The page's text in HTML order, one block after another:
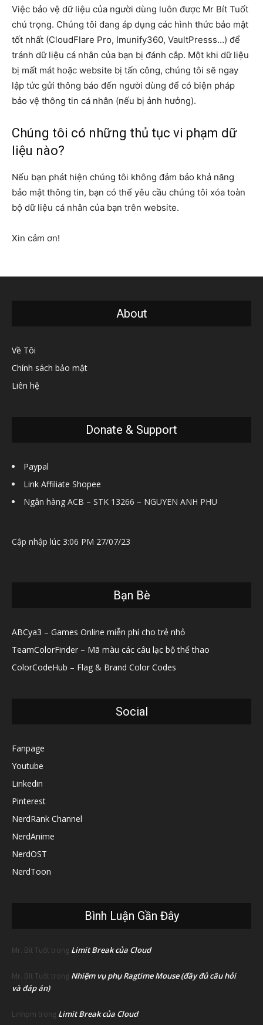
Việc bảo vệ dữ liệu của người dùng luôn được Mr Bít Tuốt
chú trọng. Chúng tôi đang áp dụng các hình thức bảo mật
tốt nhất (CloudFlare Pro, Imunify360, VaultPresss…) để
tránh dữ liệu cá nhân của bạn bị đánh cắp. Một khi dữ liệu
bị mất mát hoặc website bị tấn công, chúng tôi sẽ ngay
lập tức gửi thông báo đến người dùng để có biện pháp
bảo vệ thông tin cá nhân (nếu bị ảnh hưởng).
Chúng tôi có những thủ tục vi phạm dữ
liệu nào?
Nếu bạn phát hiện chúng tôi không đảm bảo khả năng
bảo mật thông tin, bạn có thể yêu cầu chúng tôi xóa toàn
bộ dữ liệu cá nhân của bạn trên website.
Xin cảm ơn!
About
Về Tôi
Chính sách bảo mật
Liên hệ
Donate & Support
Paypal
Link Affiliate Shopee
Ngân hàng ACB – STK 13266 – NGUYEN ANH PHU
Cập nhập lúc 3:06 PM 27/07/23
Bạn Bè
ABCya3 – Games Online miễn phí cho trẻ nhỏ
TeamColorFinder – Mã màu các câu lạc bộ thể thao
ColorCodeHub – Flag & Brand Color Codes
Social
Fanpage
Youtube
Linkedin
Pinterest
NerdRank Channel
NerdAnime
NerdOST
NerdToon
Bình Luận Gần Đây
Mr. Bít Tuốt trong Limit Break của Cloud
Mr. Bít Tuốt trong Nhiệm vụ phụ Ragtime Mouse (đầy đủ câu hỏi
và đáp án)
Linhpm trong Limit Break của Cloud